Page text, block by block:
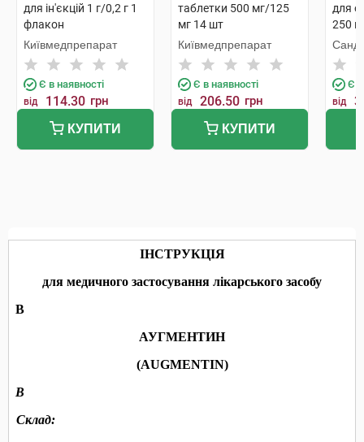
для ін'єкцій 1 г/0,2 г 1
флакон
Київмедпрепарат
Є в наявності
від 114.30 грн
КУПИТИ
таблетки 500 мг/125
мг 14 шт
Київмедпрепарат
Є в наявності
від 206.50 грн
КУПИТИ
для
250
100
Є в
від